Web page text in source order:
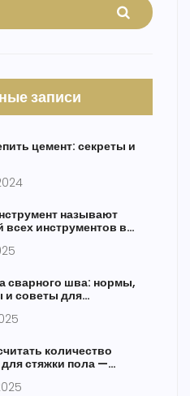
записи
цемент: секреты и
называют
всех инструментов в
сварного шва: нормы,
и советы для
количество
стяжки пола —